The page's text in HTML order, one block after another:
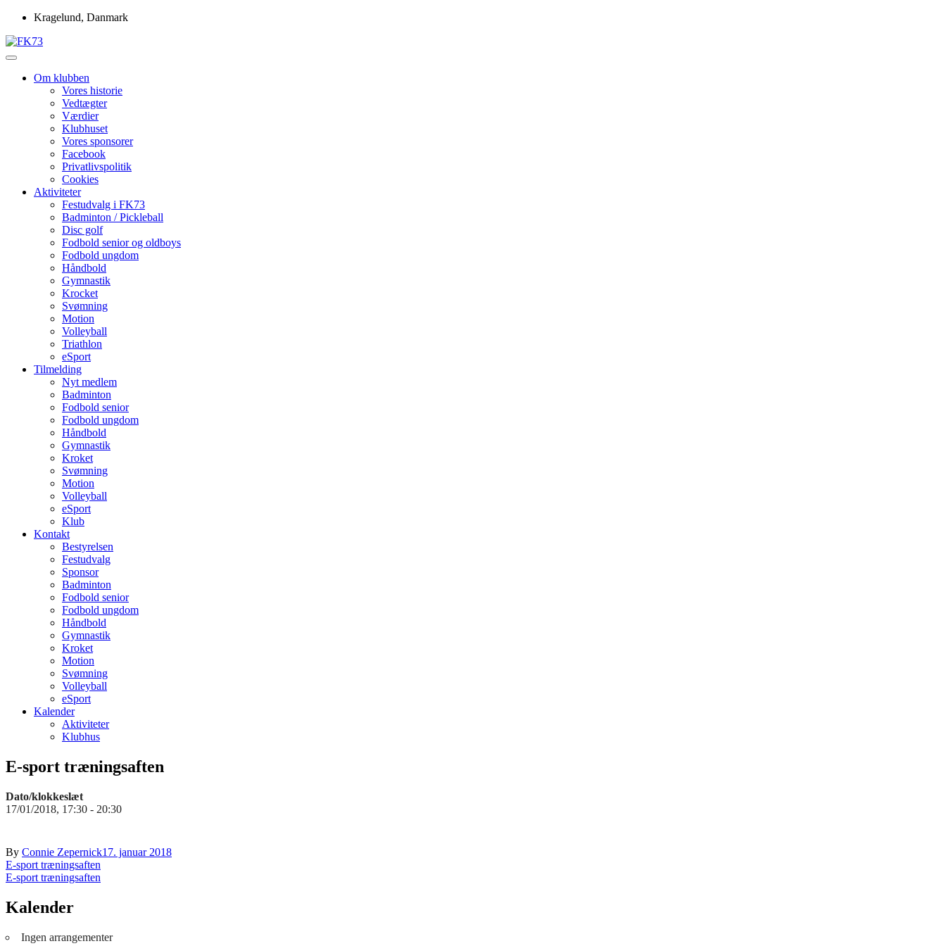
Skip
content
Kragelund, Danmark
FK73
Om klubben
Vores historie
Vedtægter
Værdier
Klubhuset
Vores sponsorer
Facebook
Privatlivspolitik
Cookies
Aktiviteter
Festudvalg i FK73
Badminton / Pickleball
Disc golf
Fodbold senior og oldboys
Fodbold ungdom
Håndbold
Gymnastik
Krocket
Svømning
Motion
Volleyball
Triathlon
eSport
Tilmelding
Nyt medlem
Badminton
Fodbold senior
Fodbold ungdom
Håndbold
Gymnastik
Kroket
Svømning
Motion
Volleyball
eSport
Klub
Kontakt
Bestyrelsen
Festudvalg
Sponsor
Badminton
Fodbold senior
Fodbold ungdom
Håndbold
Gymnastik
Kroket
Motion
Svømning
Volleyball
eSport
Kalender
Aktiviteter
Klubhus
E-sport træningsaften
Dato/klokkeslæt
17/01/2018, 17:30 - 20:30
By Connie Zepernick17. januar 2018
Indlægsnavigation
E-sport træningsaften
E-sport træningsaften
Kalender
Ingen arrangementer